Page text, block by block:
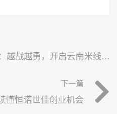
火了 25 年的蒙自源：越战越勇，开启云南米线全球化征程
下一篇
懂恒诺世佳创业机会